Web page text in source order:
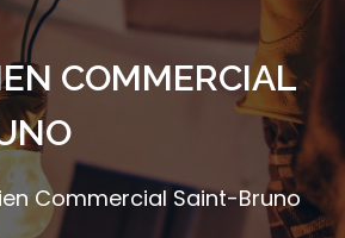
COMMERCIAL
Commercial Saint-Bruno